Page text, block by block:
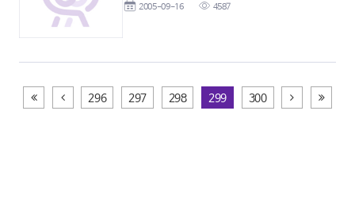
2005-09-16 4587
처음페이지
이전 296 297 298 299 300 다음 끝페이